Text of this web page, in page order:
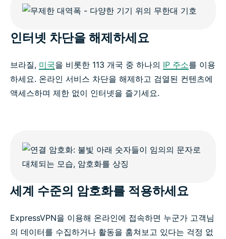
인터넷 차단을 해제하세요
브라질, 미국을 비롯한 113 개국 중 하나의 IP 주소를 이용
하세요. 온라인 서비스 차단을 해제하고 검열된 컨텐츠에
액세스하며 제한 없이 인터넷을 즐기세요.
세계 수준의 암호화를 적용하세요
ExpressVPN을 이용해 온라인에 접속하면 누군가 고객님
의 데이터를 수집하거나 활동을 훔쳐보고 있다는 걱정 없